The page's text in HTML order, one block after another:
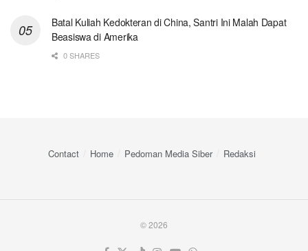
Batal Kuliah Kedokteran di China, Santri Ini Malah Dapat
Beasiswa di Amerika
0 SHARES
Contact Home Pedoman Media Siber Redaksi
© 2026